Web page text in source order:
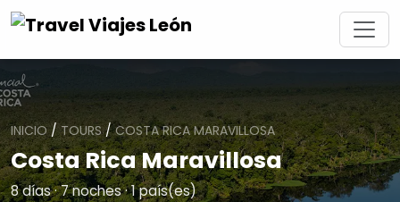
INICIO /TOURS/COSTA RICA MARAVILLOSA
Costa Rica Maravillosa
8 días · 7 noches · 1 país(es)